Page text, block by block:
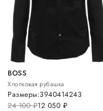
BOSS
Хлопковая рубашка
24 100руб.12 050 руб.
Размеры:3940414243